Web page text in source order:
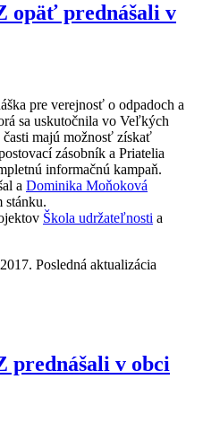
opäť prednášali v
pre verejnosť o odpadoch a
sa uskutočnila vo Veľkých
majú možnosť získať
zásobník a Priatelia
informačnú kampaň.
a Dominika Moňoková
stánku.
Škola udržateľnosti a
Posledná aktualizácia
prednášali v obci